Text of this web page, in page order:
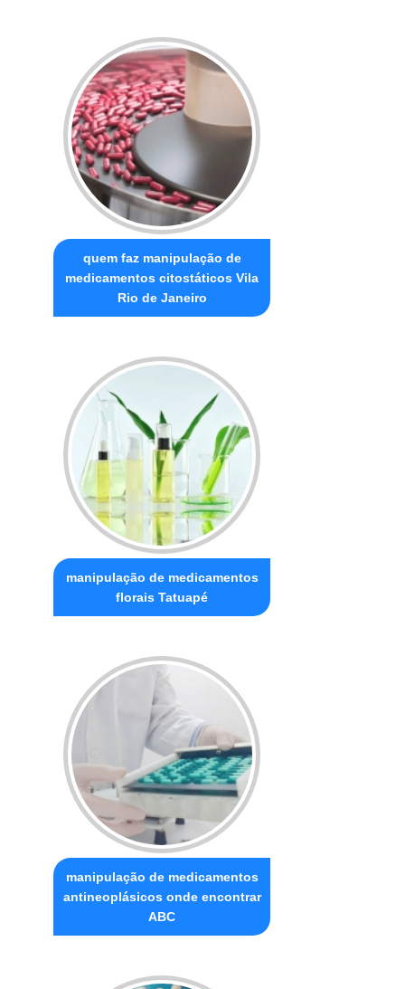
quem faz manipulação de
medicamentos citostáticos Vila
Rio de Janeiro
manipulação de medicamentos
florais Tatuapé
manipulação de medicamentos
antineoplásicos onde encontrar
ABC